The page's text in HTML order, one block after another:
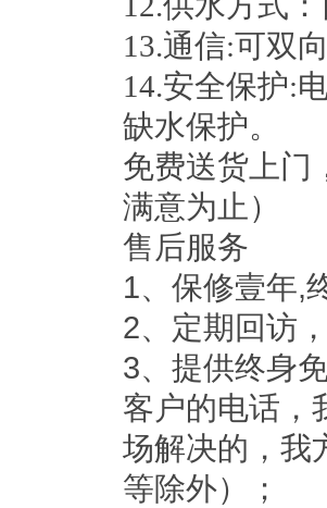
13.通信:可双
14.安全保护:
缺水保护。
免费送货上门
满意为止）
售后服务
1、保修壹年,
2、定期回访
3、提供终身
客户的电话，
场解决的，我
等除外）；